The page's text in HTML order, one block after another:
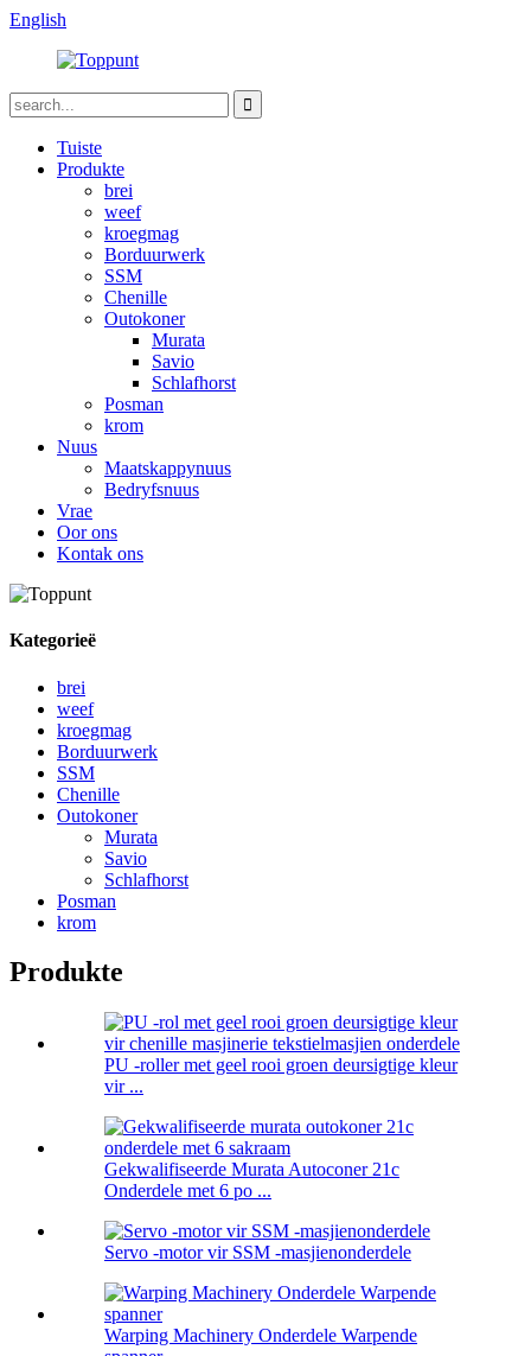
English
Tuiste
Produkte
brei
weef
kroegmag
Borduurwerk
SSM
Chenille
Outokoner
Murata
Savio
Schlafhorst
Posman
krom
Nuus
Maatskappynuus
Bedryfsnuus
Vrae
Oor ons
Kontak ons
Kategorieë
brei
weef
kroegmag
Borduurwerk
SSM
Chenille
Outokoner
Murata
Savio
Schlafhorst
Posman
krom
Produkte
PU -roller met geel rooi groen deursigtige kleur
vir ...
Gekwalifiseerde Murata Autoconer 21c
Onderdele met 6 po ...
Servo -motor vir SSM -masjienonderdele
Warping Machinery Onderdele Warpende